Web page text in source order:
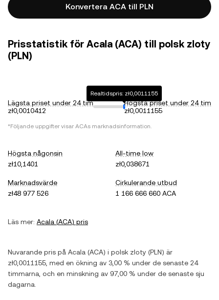
Konvertera ACA till PLN
Prisstatistik för Acala (ACA) till polsk zloty
(PLN)
Lägsta priset under 24 tim
zł0,0010412
Realtidspris: zł0,0011155
Högsta priset under 24 tim
zł0,0011155
*Följande uppgifter visar ACAs marknadsinformation.
Högsta någonsin
zł10,1401
All-time low
zł0,038671
Marknadsvärde
zł48 977 526
Cirkulerande utbud
1 166 666 660 ACA
Läs mer: Acala (ACA) pris
Nuvarande pris på Acala (ACA) i polsk zloty (PLN) är
zł0,0011155 , med en ökning av 3,00 % under de senaste 24
timmarna, och en minskning av 97,00 % under de senaste sju
dagarna.